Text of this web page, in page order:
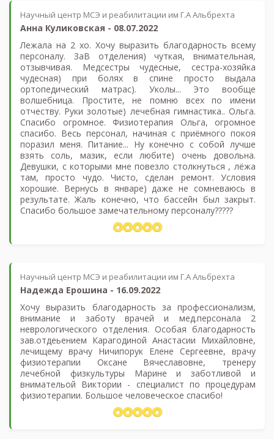
Научный центр МСЭ и реабилитации им Г.А Альбрехта
Анна Куликовская - 08.07.2022
Лежала на 2 хо. Хочу выразить благодарность всему
персоналу. ЗаВ отделения) чуткая, внимательная,
отзывчивая. Медсестры чудесные, сестра-хозяйка
чудесная) при болях в спине просто выдала
ортопедический матрас). Уколы... Это вообще
волшебница. Простите, не помню всех по имени
отчеству. Руки золотые) лечебная гимнастика.. Ольга.
Спасибо огромное. Физиотерапия Ольга, огромное
спасибо. Весь персонал, начиная с приёмного покоя
поразил меня. Питание... Ну конечно с собой лучше
взять соль, мазик, если любите) очень довольна.
Девушки, с которыми мне повезло столкнуться , лёжа
там, просто чудо. Чисто, сделан ремонт. Условия
хорошие. Вернусь в январе) даже не сомневаюсь в
результате. Жаль конечно, что бассейн был закрыт.
Спасибо большое замечательному персоналу?????
Научный центр МСЭ и реабилитации им Г.А Альбрехта
Надежда Ерошина - 16.09.2022
Хочу выразить благодарность за профессионализм,
внимание и заботу врачей и мед.персонала 2
неврологического отделения. Особая благодарность
зав.отдеьением Карагодиной Анастасии Михайловне,
лечищему врачу Ничипорук Елене Сергеевне, врачу
физиотерапии Оксане Вячеславовне, тренеру
лечебной физкультуры Марине и заботливой и
внимательой Виктории - специалист по процедурам
физиотерапии. Большое человеческое спасибо!